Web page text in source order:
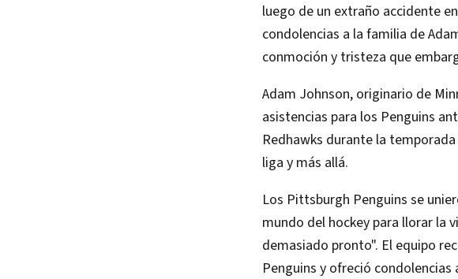
luego de un extraño accidente
condolencias a la familia de
conmoción y tristeza que
Adam Johnson, originario de
asistencias para los Penguins
Redhawks durante la
liga y más allá.
Los Pittsburgh Penguins se
mundo del hockey para llorar la
demasiado pronto". El equipo
Penguins y ofreció